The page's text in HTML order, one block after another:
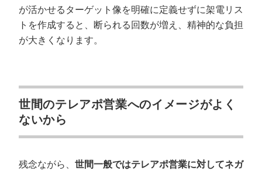
が活かせるターゲット像を明確に定義せずに架電リス
トを作成すると、断られる回数が増え、精神的な負担
が大きくなります。
世間のテレアポ営業へのイメージがよく
ないから
残念ながら、 世間一般ではテレアポ営業に対してネガ